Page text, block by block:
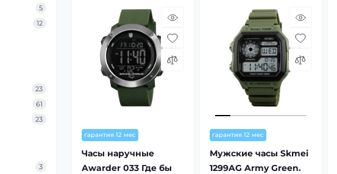
5
12
23
61
23
3
гарантия 12 мес
Часы наручные
Awarder 033 Где бы
гарантия 12 мес
Мужские часы Skmei
1299AG Army Green.